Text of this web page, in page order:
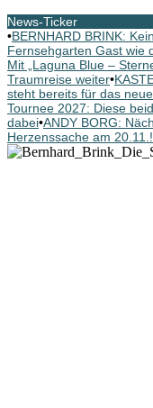
News-Ticker
•BERNHARD BRINK:
Fernsehgarten Gast wie
Mit „Laguna Blue –
Traumreise weiter•
steht bereits für das
Tournee 2027: Diese
dabei•ANDY BORG:
Herzenssache am 20.11.!